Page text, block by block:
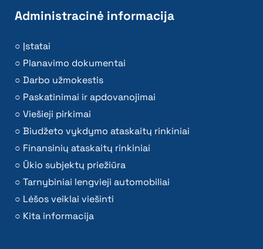
Administracinė informacija
Įstatai
Planavimo dokumentai
Darbo užmokestis
Paskatinimai ir apdovanojimai
Viešieji pirkimai
Biudžeto vykdymo ataskaitų rinkiniai
Finansinių ataskaitų rinkiniai
Ūkio subjektų priežiūra
Tarnybiniai lengvieji automobiliai
Lėšos veiklai viešinti
Kita informacija